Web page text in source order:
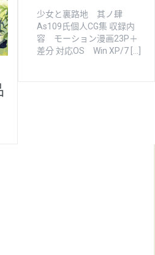
少女と裏路地 其ノ肆
As109氏個人CG集 収録内
容 モーション漫画23P＋
差分 対応OS Win XP/7 […]